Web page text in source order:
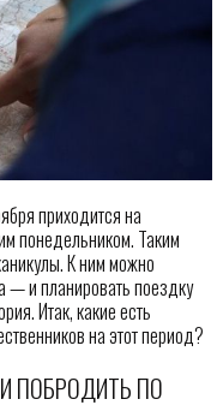
приходится на
понедельником. Таким
К ним можно
— и планировать поездку
Итак, какие есть
на этот период?
ПОБРОДИТЬ ПО